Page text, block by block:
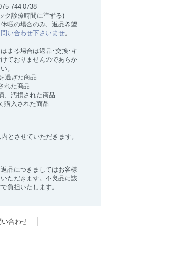
744-0738
ク診療時間に準ずる)
暇の場合のみ、返品希望
い合わせ下さいませ。
まる場合は返品･交換･キ
ておりませんのであらか
。
過ぎた商品
れた商品
、汚損された商品
購入された商品
とさせていただきます。
品につきましてはお客様
ただきます。不良品に該
負担いたします。
い合わせ